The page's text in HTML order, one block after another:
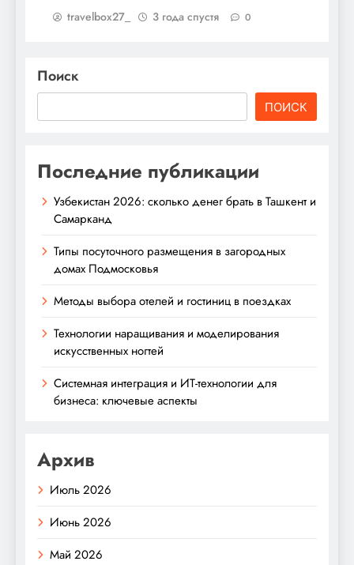
travelbox27_ 3 года спустя 0
Поиск
ПОИСК
Последние публикации
Узбекистан 2026: сколько денег брать в Ташкент и
Самарканд
Типы посуточного размещения в загородных
домах Подмосковья
Методы выбора отелей и гостиниц в поездках
Технологии наращивания и моделирования
искусственных ногтей
Системная интеграция и ИТ-технологии для
бизнеса: ключевые аспекты
Архив
Июль 2026
Июнь 2026
Май 2026